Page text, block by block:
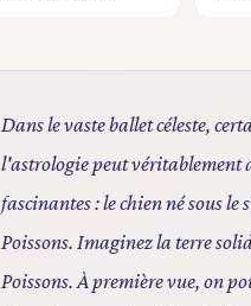
Dans le vaste ballet céleste,
l'astrologie peut véritablement
fascinantes : le chien né sous
Poissons. Imaginez la terre
Poissons. À première vue, on